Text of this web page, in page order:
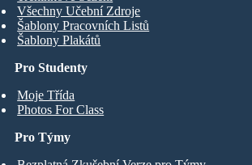
Pro Studenty
Moje Třída
Photos For Class
Všechny Učební Zdroje
Šablony Pracovních Listů
Šablony Plakátů
Pro Týmy